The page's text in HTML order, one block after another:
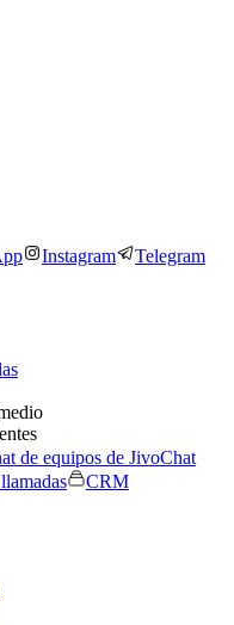
Instagram Telegram
de equipos de JivoChat
CRM